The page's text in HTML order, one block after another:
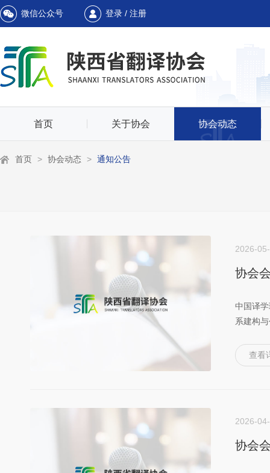
微信公众号 登录 / 注册
首页 关于协会 协会动态
首页 > 协会动态 > 通知公告
2026-
协会
中国译
系建构
查看
2026-